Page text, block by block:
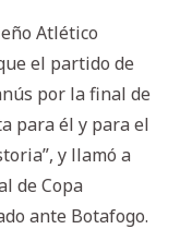
Atlético
el partido de
por la final de
para él y para el
y llamó a
de Copa
ante Botafogo.